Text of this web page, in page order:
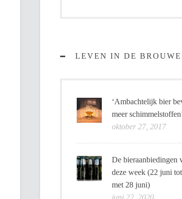
LEVEN IN DE
‘Ambachtelijk bier
meer
oktober 27, 2017
De bieraanbiedingen
deze week (22 juni
met 28 juni)
juni 22, 2020